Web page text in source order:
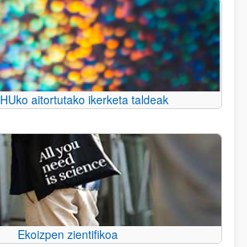
aitortutako ikerketa taldeak
Ekoizpen zientifikoa